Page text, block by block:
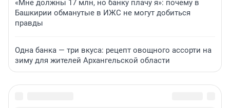
«Мне должны 17 млн, но банку плачу я»: почему в
Башкирии обманутые в ИЖС не могут добиться
правды
Одна банка — три вкуса: рецепт овощного ассорти на
зиму для жителей Архангельской области